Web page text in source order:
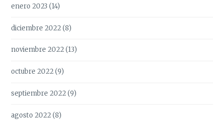
enero 2023 (14)
diciembre 2022(8)
noviembre 2022(13)
octubre 2022(9)
septiembre 2022(9)
agosto 2022(8)